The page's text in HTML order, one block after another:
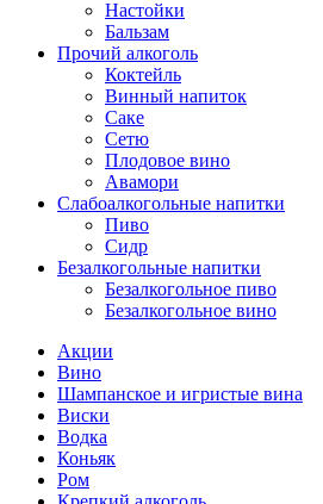
Настойки
Бальзам
Прочий алкоголь
Коктейль
Винный напиток
Саке
Сетю
Плодовое вино
Авамори
Слабоалкогольные напитки
Пиво
Сидр
Безалкогольные напитки
Безалкогольное пиво
Безалкогольное вино
Акции
Вино
Шампанское и игристые вина
Виски
Водка
Коньяк
Ром